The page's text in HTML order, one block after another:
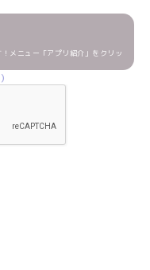
メニュー「アプリ紹介」をクリッ